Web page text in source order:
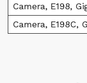
Camera, E198,
Camera, E198C,